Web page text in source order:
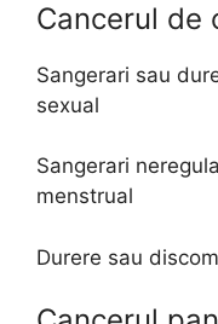
Cancerul de
Sangerari sau
sexual
Sangerari
menstrual
Durere sau